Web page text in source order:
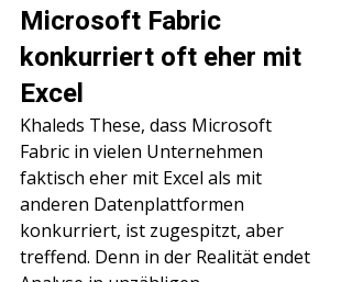
Microsoft Fabric
konkurriert oft eher mit
Excel
Khaleds These, dass Microsoft
Fabric in vielen Unternehmen
faktisch eher mit Excel als mit
anderen Datenplattformen
konkurriert, ist zugespitzt, aber
treffend. Denn in der Realität endet